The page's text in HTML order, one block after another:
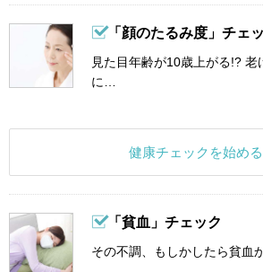
「顔のたるみ度」チェ
見た目年齢が10歳上がる!? 老
に…
健康チェックを始める
「貧血」チェック
その不調、もしかしたら貧血